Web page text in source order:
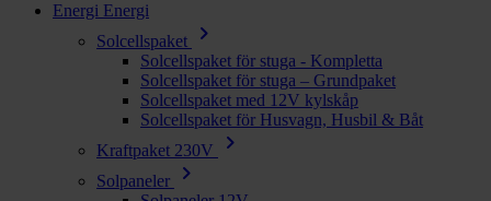
Energi Energi
Solcellspaket
chevron_right
Solcellspaket för stuga - Kompletta
Solcellspaket för stuga – Grundpaket
Solcellspaket med 12V kylskåp
Solcellspaket för Husvagn, Husbil & Båt
Kraftpaket 230V
chevron_right
Solpaneler chevron_right